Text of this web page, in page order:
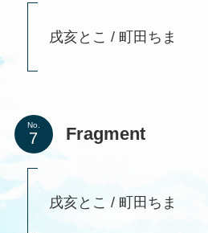
戌亥とこ / 町田ちま
No. Fragment
戌亥とこ / 町田ちま